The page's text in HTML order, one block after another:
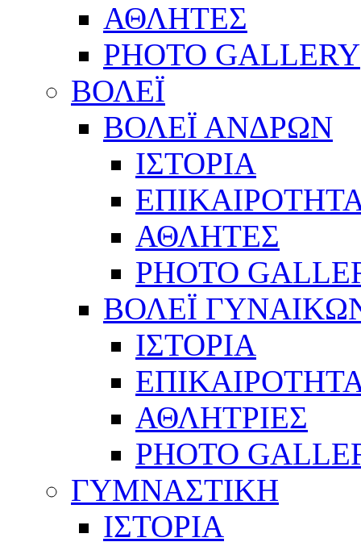
ΑΘΛΗΤΕΣ
PHOTO GALLERY
ΒΟΛΕΪ
ΒΟΛΕΪ ΑΝΔΡΩΝ
ΙΣΤΟΡΙΑ
ΑΘΛΗΤΕΣ
PHOTO
ΒΟΛΕΪ
ΙΣΤΟΡΙΑ
ΑΘΛΗΤΡΙΕΣ
PHOTO
ΓΥΜΝΑΣΤΙΚΗ
ΙΣΤΟΡΙΑ